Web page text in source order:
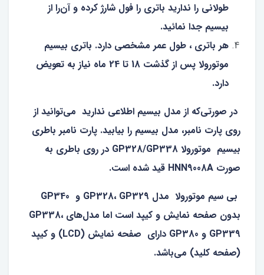
طولانی را ندارید باتری را فول شارژ کرده و آن‌را از
بیسیم جدا نمائید.
هر باتری ، طول عمر مشخصی دارد. باتری بیسیم
موتورولا پس از گذشت 18 تا 24 ماه نیاز به تعویض
دارد.
در صورتی‌که از مدل بیسیم اطلاعی ندارید می‌توانید از
روی پارت نامبر، مدل بیسیم را بیابید. پارت نامبر باطری
بیسیم موتورولا GP328/GP338 در روی باطری به
صورت HNN9008A قید شده است.
بی سیم موتورولا مدل GP328، GP329 و GP340
بدون صفحه نمایش و کیپد است اما مدل‌های GP338،
GP339 و GP380 دارای صفحه نمایش (LCD) و کیپد
(صفحه کلید) می‌باشد.